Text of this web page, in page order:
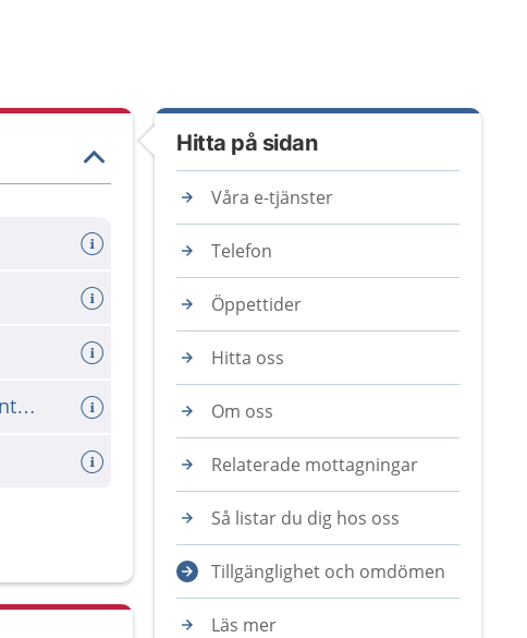
Sms-påminnelse inför din bokade kontakt med vården
Hitta på sidan
Våra e-tjänster
Telefon
Öppettider
Hitta oss
Om oss
Relaterade mottagningar
Så listar du dig hos oss
Tillgänglighet och omdömen
Läs mer